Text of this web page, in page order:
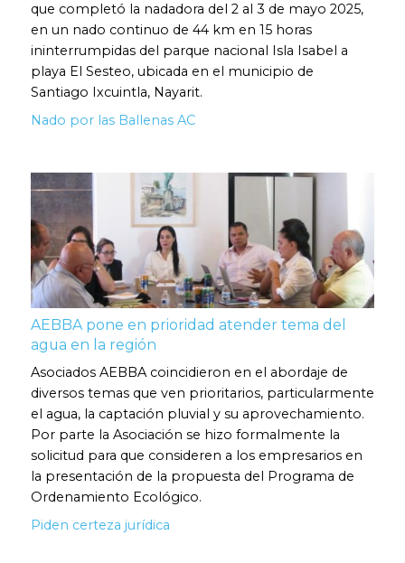
que completó la nadadora del 2 al 3 de mayo 2025,
en un nado continuo de 44 km en 15 horas
ininterrumpidas del parque nacional Isla Isabel a
playa El Sesteo, ubicada en el municipio de
Santiago Ixcuintla, Nayarit.
Nado por las Ballenas AC
AEBBA pone en prioridad atender tema del
agua en la región
Asociados AEBBA coincidieron en el abordaje de
diversos temas que ven prioritarios, particularmente
el agua, la captación pluvial y su aprovechamiento.
Por parte la Asociación se hizo formalmente la
solicitud para que consideren a los empresarios en
la presentación de la propuesta del Programa de
Ordenamiento Ecológico.
Piden certeza jurídica